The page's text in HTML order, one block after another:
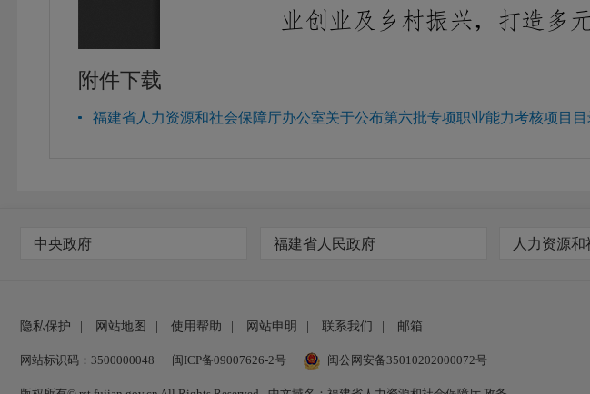
附件下载
福建省人力资源和社会保障厅办公室关于公布第六批专项职业能力考核项目目
中央政府 福建省人民政府 人力资源
隐私保护 网站地图 使用帮助 网站申明 联系我们 邮箱
网站标识码：3500000048 闽ICP备09007626-2号 闽公网安备35010202000072号